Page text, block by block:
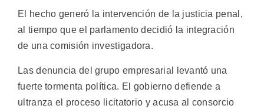
El hecho generó la intervención de la justicia penal,
al tiempo que el parlamento decidió la integración
de una comisión investigadora.
Las denuncia del grupo empresarial levantó una
fuerte tormenta política. El gobierno defiende a
ultranza el proceso licitatorio y acusa al consorcio